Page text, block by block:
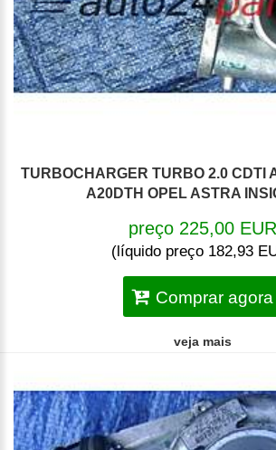
TURBOCHARGER TURBO 2.0 CDTI
A20DTH OPEL ASTRA
preço 225,00 EUR
(líquido preço 182,93
Comprar agora
veja mais